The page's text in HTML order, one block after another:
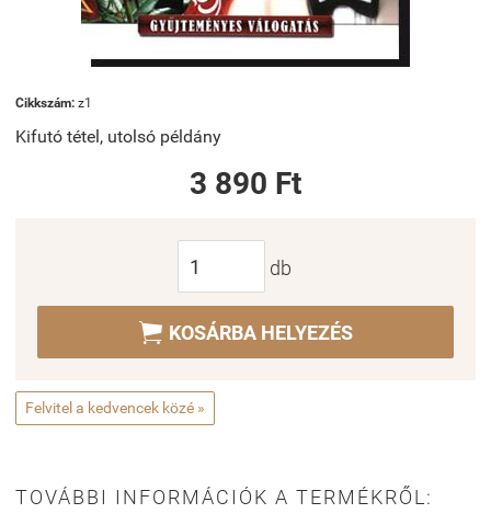
Cikkszám: z1
Kifutó tétel, utolsó példány
3 890 Ft
db
 KOSÁRBA HELYEZÉS
Felvitel a kedvencek közé »
TOVÁBBI INFORMÁCIÓK A TERMÉKRŐL: